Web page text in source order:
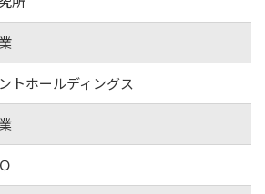
トホールディングス